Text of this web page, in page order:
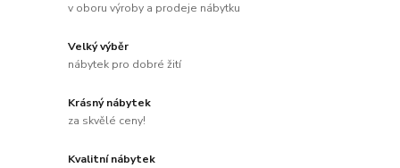
v oboru výroby a prodeje nábytku
Velký výběr
nábytek pro dobré žití
Krásný nábytek
za skvělé ceny!
Kvalitní nábytek